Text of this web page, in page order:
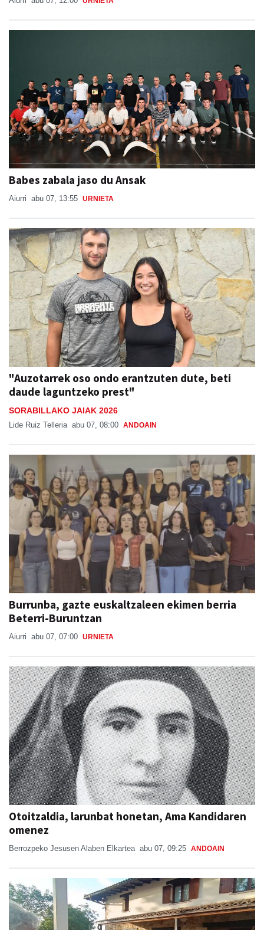
Babes zabala jaso du Ansak
Aiurri abu 07, 13:55 URNIETA
"Auzotarrek oso ondo erantzuten dute, beti
daude laguntzeko prest"
SORABILLAKO JAIAK 2026
Lide Ruiz Telleria abu 07, 08:00 ANDOAIN
Burrunba, gazte euskaltzaleen ekimen berria
Beterri-Buruntzan
Aiurri abu 07, 07:00 URNIETA
Otoitzaldia, larunbat honetan, Ama Kandidaren
omenez
Berrozpeko Jesusen Alaben Elkartea abu 07, 09:25 ANDOAIN